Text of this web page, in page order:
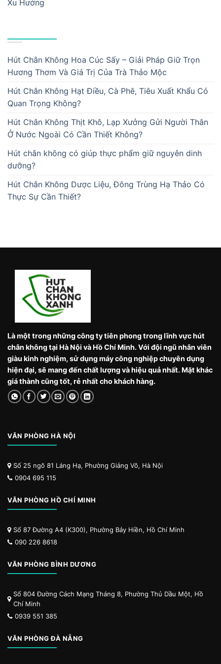
Xu Hướng
Hút Chân Không Hoa Cúc Sấy – Giải Pháp Giữ Trọn
Hương Thơm Và Giá Trị Của Trà Thảo Mộc
Hút Chân Không Hạt Điều, Cà Phê, Tiêu Xuất Khẩu Có
Quan Trọng Không?
Hút Chân Không Thịt Khô, Lạp Xưởng Gửi Người Thân
Ở Nước Ngoài Có Cần Thiết Không?
Hút chân không có giúp thực phẩm giữ nguyên dinh
dưỡng?
Hút Chân Không Dược Liệu, Đông Trùng Hạ Thảo Có
Thực Sự Cần Thiết?
Là một trong những công ty tiên phong trong lĩnh vực hút
chân không tại Hà Nội và Hồ Chí Minh. Với đội ngũ nhân viên
giàu kinh nghiệm, sử dụng máy công nghiệp chuyên dụng
hiện đại, sẽ mang đến chất lượng và hiệu quả nhất. Mặt khác
giá thành cũng tốt, rẻ nhất cho khách hàng.
VĂN PHÒNG HÀ NỘI
Số 25 ngõ 81 Láng Hạ, Phường Giảng Võ, Hà Nội
0904 695 115
VĂN PHÒNG HỒ CHÍ MINH
Số 87 Đường A4 (K300), Phường Bảy Hiền, Hồ Chí Minh
090 226 8618
VĂN PHÒNG BÌNH DƯƠNG
Số 804 Đường Cách Mạng Tháng 8, Phường Thủ Dầu Một, Hồ
Chí Minh
0939 551 385
VĂN PHÒNG ĐÀ NẴNG